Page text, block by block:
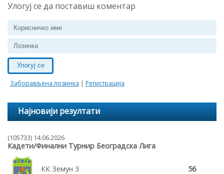
Улогуј се да поставиш коментар
Улогуј се
Заборављена лозинка | Регистрација
Најновији резултати
(105733) 14.06.2026
Кадети/Финални Турнир Београдска Лига
КК Земун 3 56